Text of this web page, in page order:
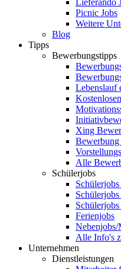
Lieferando
Picnic Jobs
Weitere
Blog
Tipps
Bewerbungstipps
Lebenslauf
Xing
Alle
Schülerjobs
Ferienjobs
Alle Info's
Unternehmen
Dienstleistungen